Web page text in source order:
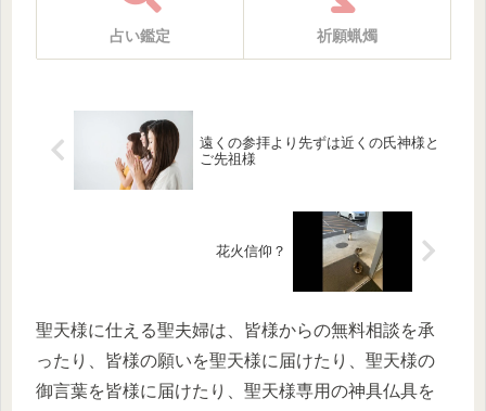
占い鑑定 祈願蝋燭
遠くの参拝より先ずは近くの氏神様と
ご先祖様
花火信仰？
聖天様に仕える聖夫婦は、皆様からの無料相談を承
ったり、皆様の願いを聖天様に届けたり、聖天様の
御言葉を皆様に届けたり、聖天様専用の神具仏具を